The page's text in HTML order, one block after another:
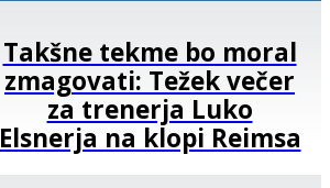
Takšne tekme bo moral
zmagovati: Težek večer
za trenerja Luko
Elsnerja na klopi Reimsa